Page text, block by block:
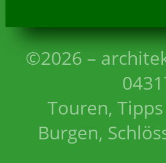
©2026 –
Touren,
Burgen,